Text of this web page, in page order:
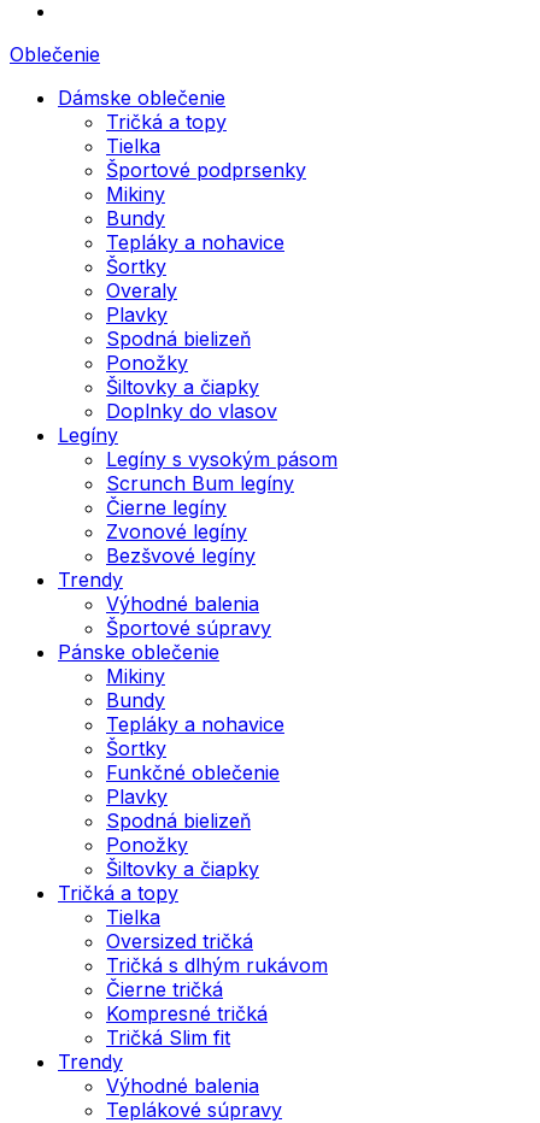
Oblečenie
Dámske oblečenie
Tričká a topy
Tielka
Športové podprsenky
Mikiny
Bundy
Tepláky a nohavice
Šortky
Overaly
Plavky
Spodná bielizeň
Ponožky
Šiltovky a čiapky
Doplnky do vlasov
Legíny
Legíny s vysokým pásom
Scrunch Bum legíny
Čierne legíny
Zvonové legíny
Bezšvové legíny
Trendy
Výhodné balenia
Športové súpravy
Pánske oblečenie
Mikiny
Bundy
Tepláky a nohavice
Šortky
Funkčné oblečenie
Plavky
Spodná bielizeň
Ponožky
Šiltovky a čiapky
Tričká a topy
Tielka
Oversized tričká
Tričká s dlhým rukávom
Čierne tričká
Kompresné tričká
Tričká Slim fit
Trendy
Výhodné balenia
Teplákové súpravy